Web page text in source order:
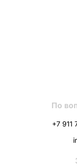
По
+7 911